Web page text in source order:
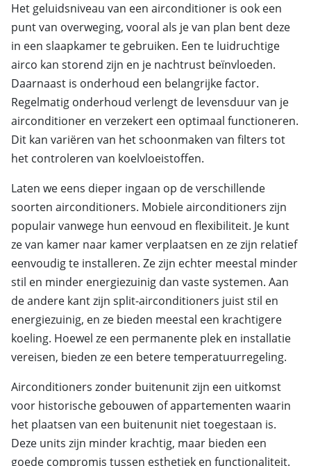
Het geluidsniveau van een airconditioner is ook een
punt van overweging, vooral als je van plan bent deze
in een slaapkamer te gebruiken. Een te luidruchtige
airco kan storend zijn en je nachtrust beïnvloeden.
Daarnaast is onderhoud een belangrijke factor.
Regelmatig onderhoud verlengt de levensduur van je
airconditioner en verzekert een optimaal functioneren.
Dit kan variëren van het schoonmaken van filters tot
het controleren van koelvloeistoffen.
Laten we eens dieper ingaan op de verschillende
soorten airconditioners. Mobiele airconditioners zijn
populair vanwege hun eenvoud en flexibiliteit. Je kunt
ze van kamer naar kamer verplaatsen en ze zijn relatief
eenvoudig te installeren. Ze zijn echter meestal minder
stil en minder energiezuinig dan vaste systemen. Aan
de andere kant zijn split-airconditioners juist stil en
energiezuinig, en ze bieden meestal een krachtigere
koeling. Hoewel ze een permanente plek en installatie
vereisen, bieden ze een betere temperatuurregeling.
Airconditioners zonder buitenunit zijn een uitkomst
voor historische gebouwen of appartementen waarin
het plaatsen van een buitenunit niet toegestaan is.
Deze units zijn minder krachtig, maar bieden een
goede compromis tussen esthetiek en functionaliteit.